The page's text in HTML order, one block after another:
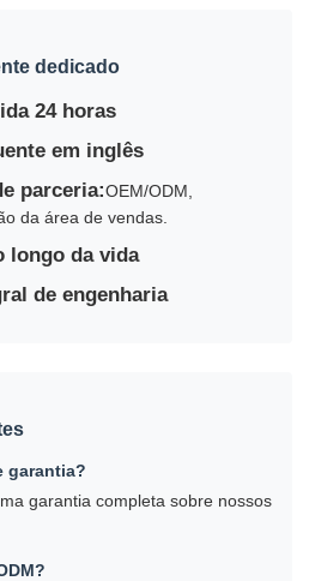
dedicado
24 horas
em inglês
parceria:OEM/ODM,
da área de vendas.
longo da vida
de engenharia
garantia?
garantia completa sobre nossos